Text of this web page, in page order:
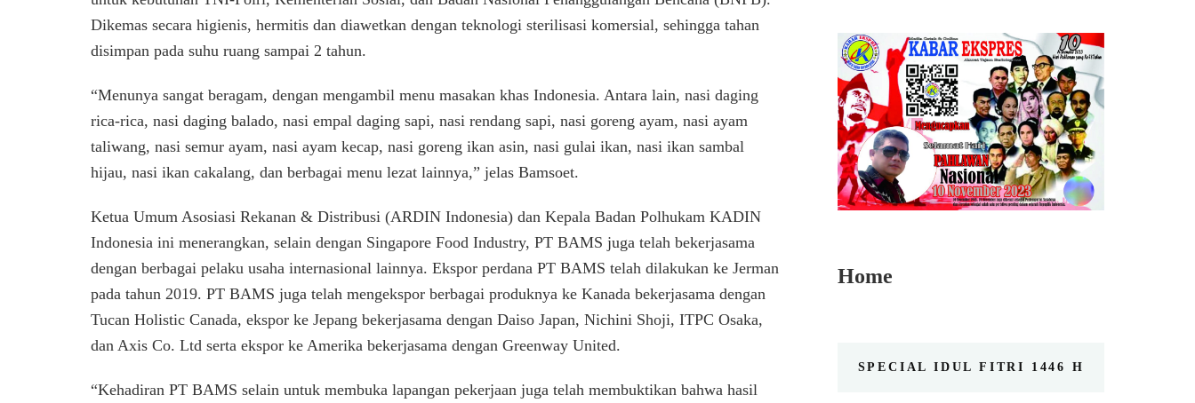
Dikemas secara higienis, hermitis dan diawetkan dengan teknologi sterilisasi komersial, sehingga tahan
disimpan pada suhu ruang sampai 2 tahun.
“Menunya sangat beragam, dengan mengambil menu masakan khas Indonesia. Antara lain, nasi daging
rica-rica, nasi daging balado, nasi empal daging sapi, nasi rendang sapi, nasi goreng ayam, nasi ayam
taliwang, nasi semur ayam, nasi ayam kecap, nasi goreng ikan asin, nasi gulai ikan, nasi ikan sambal
hijau, nasi ikan cakalang, dan berbagai menu lezat lainnya,” jelas Bamsoet.
Ketua Umum Asosiasi Rekanan & Distribusi (ARDIN Indonesia) dan Kepala Badan Polhukam KADIN
Indonesia ini menerangkan, selain dengan Singapore Food Industry, PT BAMS juga telah bekerjasama
dengan berbagai pelaku usaha internasional lainnya. Ekspor perdana PT BAMS telah dilakukan ke Jerman
pada tahun 2019. PT BAMS juga telah mengekspor berbagai produknya ke Kanada bekerjasama dengan
Tucan Holistic Canada, ekspor ke Jepang bekerjasama dengan Daiso Japan, Nichini Shoji, ITPC Osaka,
dan Axis Co. Ltd serta ekspor ke Amerika bekerjasama dengan Greenway United.
“Kehadiran PT BAMS selain untuk membuka lapangan pekerjaan juga telah membuktikan bahwa hasil
Home
SPECIAL IDUL FITRI 1446 H